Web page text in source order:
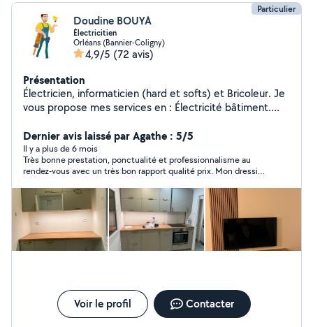
Particulier
Doudine BOUYA
Électricitien
Orléans (Bannier-Coligny)
4,9/5 (72 avis)
Présentation
Électricien, informaticien (hard et softs) et Bricoleur. Je
vous propose mes services en : Électricité bâtiment.
voitures. Réseau informatique. Maintenance
informatique (hardware, softwares) Caméras de
surveillance, anti-intrusion, détection d'incendie.
Montage tous type de meubles. Installation des
cuisines. Serviable et appliqué je pourrai mettre en
œuvre mon savoir faire pour que votre installation soit
en sécurité. Dépannages 24/7 Appareillage (tableau de
distribution, caméras de surveillance, DVR, micro
ordinateurs, détecteurs de mouvements, détecteurs de
Dernier avis laissé par Agathe : 5/5
Il y a plus de 6 mois
Très bonne prestation, ponctualité et professionnalisme au
rendez-vous avec un très bon rapport qualité prix. Mon dressing
conseils d’installations m’ont été donnés, pour un éventuel
prochain dressing. Je recommande ! Encore merci.
Voir le profil Contacter